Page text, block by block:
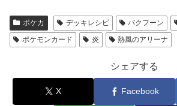
ポケカ デッキレシピ バクフーン
ポケモンカード
炎 熱風のアリーナ
シェアする
X Facebook